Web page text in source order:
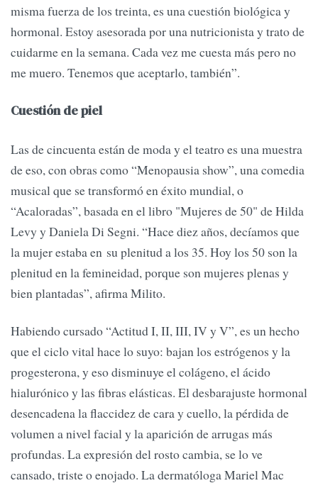
misma fuerza de los treinta, es una cuestión biológica y
hormonal. Estoy asesorada por una nutricionista y trato de
cuidarme en la semana. Cada vez me cuesta más pero no
me muero. Tenemos que aceptarlo, también”.
Cuestión de piel
Las de cincuenta están de moda y el teatro es una muestra
de eso, con obras como “Menopausia show”, una comedia
musical que se transformó en éxito mundial, o
“Acaloradas”, basada en el libro "Mujeres de 50" de Hilda
Levy y Daniela Di Segni. “Hace diez años, decíamos que
la mujer estaba en su plenitud a los 35. Hoy los 50 son la
plenitud en la femineidad, porque son mujeres plenas y
bien plantadas”, afirma Milito.
Habiendo cursado “Actitud I, II, III, IV y V”, es un hecho
que el ciclo vital hace lo suyo: bajan los estrógenos y la
progesterona, y eso disminuye el colágeno, el ácido
hialurónico y las fibras elásticas. El desbarajuste hormonal
desencadena la flaccidez de cara y cuello, la pérdida de
volumen a nivel facial y la aparición de arrugas más
profundas. La expresión del rosto cambia, se lo ve
cansado, triste o enojado. La dermatóloga Mariel Mac